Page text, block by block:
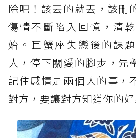
除吧！該丟的就丟，該刪
傷情不斷陷入回憶，清
始。巨蟹座失戀後的課
人，停下關愛的腳步，先
記住感情是兩個人的事，
對方，要讓對方知道你的好